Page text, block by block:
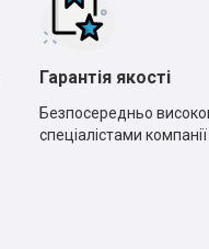
Гарантія якості
Безпосередньо
спеціалістами